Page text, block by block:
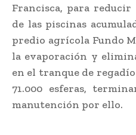
Francisca, para reducir
de las piscinas
predio agrícola Fundo
la evaporación y
en el tranque de
71.000 esferas,
manutención por ello.